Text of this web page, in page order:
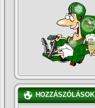
HOZZÁSZÓLÁSOK